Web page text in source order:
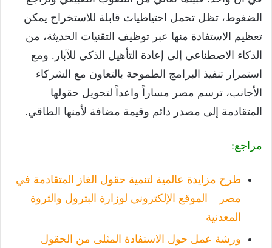
الضغوط، تظل تحمل احتياطيات قابلة للاستخراج يمكن
تعظيم الاستفادة منها عبر توظيف التقنيات الحديثة، من
الذكاء الاصطناعي إلى إعادة التأهيل الذكي للآبار. ومع
استمرار تنفيذ البرامج الطموحة بالتعاون مع الشركاء
الأجانب، ترسم مصر مساراً واعداً لتحويل حقولها
المتقادمة إلى مصدر دائم وقيمة مضافة لأمنها الطاقي.
مراجع:
طرح مزايدة عالمية لتنمية حقول الغاز المتقادمة في
مصر – الموقع الإلكتروني لوزارة البترول والثروة
المعدنية
ورشة عمل حول الاستفادة المثلى من الحقول